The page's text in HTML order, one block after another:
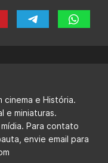
cinema e História.
e miniaturas.
Para contato
envie email para